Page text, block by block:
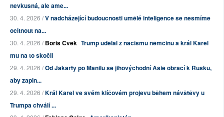
nevkusná, ale ame...
30. 4. 2026 /V nadcházející budoucnosti umělé inteligence se nesmíme
ocitnout na...
30. 4. 2026 /Boris Cvek Trump udělal z nacismu němčinu a král Karel
mu na to skočil
29. 4. 2026 /Od Jakarty po Manilu se jihovýchodní Asie obrací k Rusku,
aby zapln...
29. 4. 2026 /Král Karel ve svém klíčovém projevu během návštěvy u
Trumpa chválí ...